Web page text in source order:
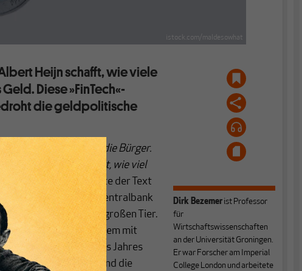
istock.com/maldesowhat
Heijn schafft, wie viele
Diese »FinTech«-
die geldpolitische
den Komfort für die Bürger.
mehr. Sehen Sie sofort, wie viel
Konto zu.Das könnte der Text
Bank AG, unserer Zentralbank
die Worte von einem großen Tier.
stellte ihr Sparsystem mit
dem 1. Januar dieses Jahres
die Kundenbindung und die
Dirk Bezemerist Professor
für
Wirtschaftswissenschaften
an der Universität Groningen.
Er war Forscher am Imperial
College London und arbeitete